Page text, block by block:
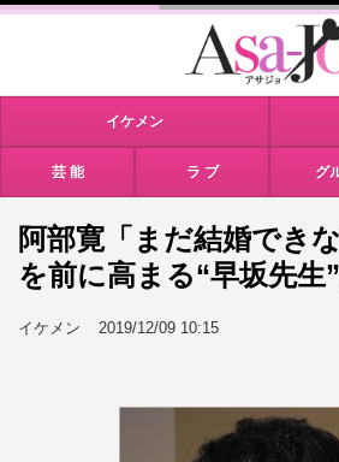
イケメン
芸 能 ラ ブ グ
阿部寛「まだ結婚でき
を前に高まる“早坂先生
イケメン 2019/12/09 10:15